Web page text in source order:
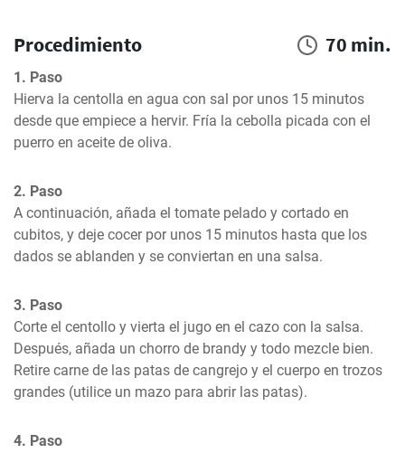
Procedimiento 70 min.
1. Paso
Hierva la centolla en agua con sal por unos 15 minutos
desde que empiece a hervir. Fría la cebolla picada con el
puerro en aceite de oliva.
2. Paso
A continuación, añada el tomate pelado y cortado en
cubitos, y deje cocer por unos 15 minutos hasta que los
dados se ablanden y se conviertan en una salsa.
3. Paso
Corte el centollo y vierta el jugo en el cazo con la salsa.
Después, añada un chorro de brandy y todo mezcle bien.
Retire carne de las patas de cangrejo y el cuerpo en trozos
grandes (utilice un mazo para abrir las patas).
4. Paso